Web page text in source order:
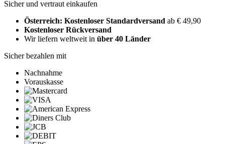
Sicher und vertraut einkaufen
Österreich: Kostenloser Standardversand ab € 49,90
Kostenloser Rückversand
Wir liefern weltweit in über 40 Länder
Sicher bezahlen mit
Nachnahme
Vorauskasse